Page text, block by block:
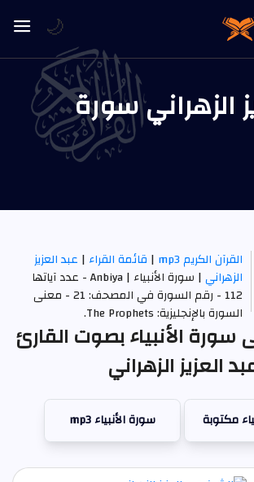
الزهراني سورة
القرآن الكريم mp3 | قائمة القراء| عبد العزيز
الزهراني
| سورة الأنبياء | Anbiya - عدد آياتها
112 - رقم السورة في المصحف: 21 - معنى
السورة بالإنجليزية: The Prophets.
سورة الأنبياء بصوت القارئ
العزيز الزهراني
مكتوبة سورة الأنبياء mp3
🌙